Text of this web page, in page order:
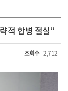
적 합병 절실”
조회수 2,712